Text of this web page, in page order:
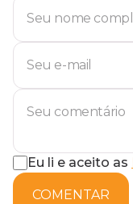
Eu li e aceito as
COMENTAR